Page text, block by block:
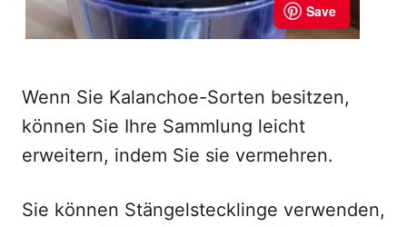
Wenn Sie Kalanchoe-Sorten besitzen,
können Sie Ihre Sammlung leicht
erweitern, indem Sie sie vermehren.
Sie können Stängelstecklinge verwenden,